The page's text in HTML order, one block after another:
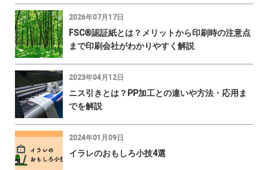
2026年07月17日
FSC®認証紙とは？メリットから印刷時の注意点
まで印刷会社がわかりやすく解説
2023年04月12日
ニス引きとは？PP加工との違いや方法・応用ま
でを解説
2024年01月09日
イラレのおもしろ小技4選